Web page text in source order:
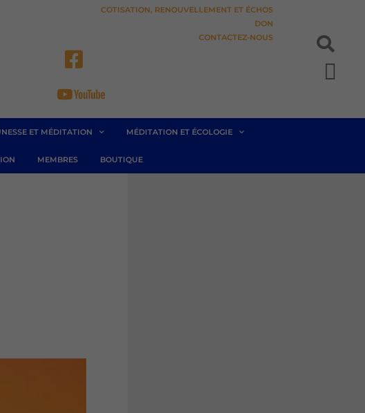
COTISATION, RENOUVELLEMENT ET ÉCHOS
DON
CONTACTEZ-NOUS
ET MÉDITATION MÉDITATION ET ÉCOLOGIE
MEMBRES BOUTIQUE